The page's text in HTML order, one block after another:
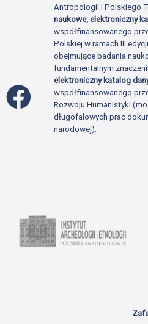
Profil Facebook
Antropologii i Polskiego
naukowe, elektroniczny
współfinansowanego
Polskiej w ramach III
obejmujące badania
fundamentalnym
elektroniczny katalog
współfinansowanego
Rozwoju Humanistyki
długofalowych prac
narodowej).